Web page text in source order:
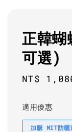
正韓
可選)
Sale
NT$
適用優惠
加購 MIT防曬